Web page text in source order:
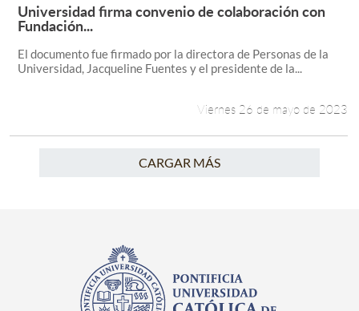
Leer más +
Universidad firma convenio de colaboración con
Fundación...
El documento fue firmado por la directora de Personas de la
Universidad, Jacqueline Fuentes y el presidente de la...
Viernes 26 de mayo de 2023
CARGAR MÁS